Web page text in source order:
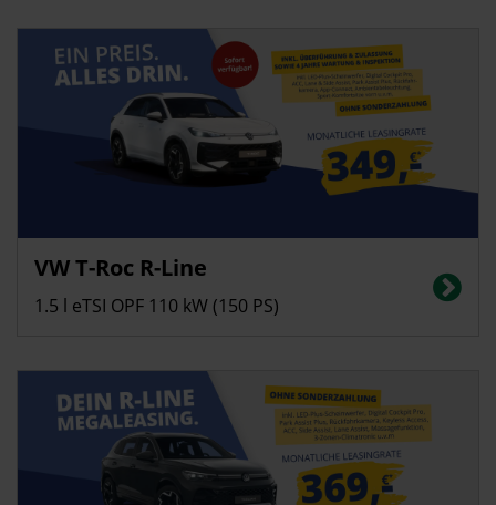
Energieverbrauch in l/100 km (kombiniert): 5,6, CO2-Emissionen
(kombiniert): 128 g/km; CO2-Klasse: D
VW T-Roc R-Line
1.5 l eTSI OPF 110 kW (150 PS)